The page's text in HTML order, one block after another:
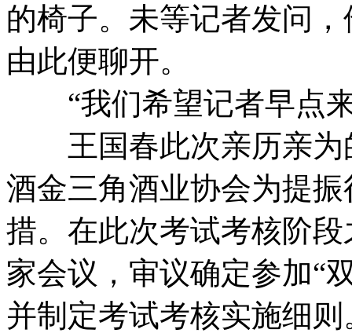
的椅子。未等记者发问
由此便聊开。
“我们希望记者早点
王国春此次亲历亲为
酒金三角酒业协会为提
措。在此次考试考核阶
家会议，审议确定参加“
并制定考试考核实施细则